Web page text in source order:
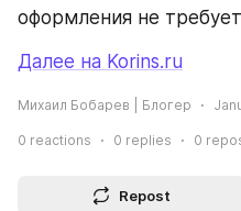
оформления не
Далее на Korins.ru
Михаил Бобарев | Блогер
0 reactions 0 replies 0
Repost